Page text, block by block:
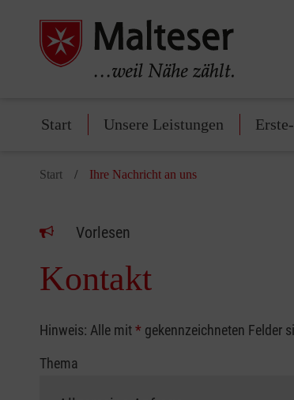
Start Unsere Leistungen
Start Ihre Nachricht an uns
Vorlesen
Kontakt
Hinweis: Alle mit* gekennzeichneten Felder
Thema